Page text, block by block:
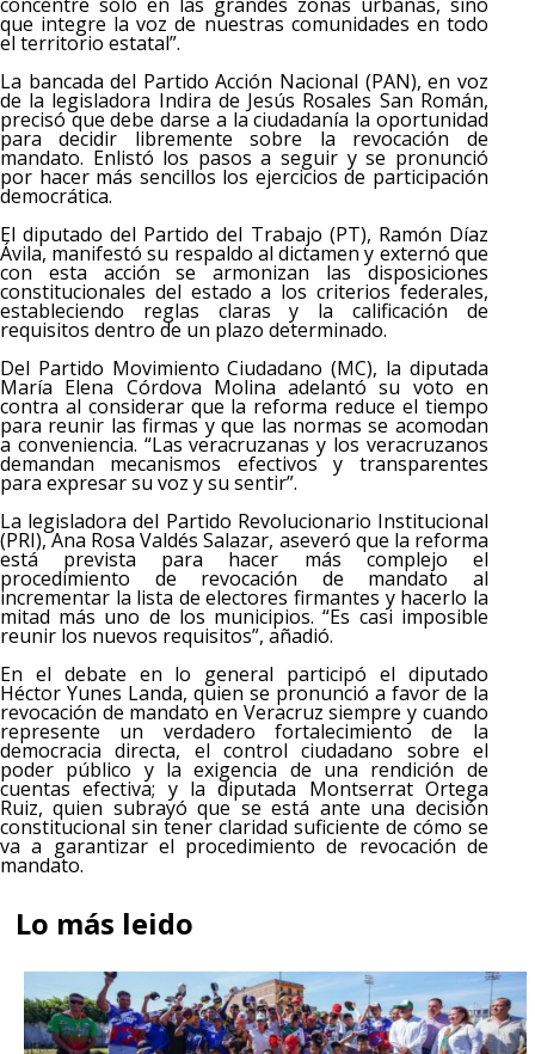
que integre la voz de nuestras comunidades en todo
el territorio estatal”.
La bancada del Partido Acción Nacional (PAN), en voz
de la legisladora Indira de Jesús Rosales San Román,
precisó que debe darse a la ciudadanía la oportunidad
para decidir libremente sobre la revocación de
mandato. Enlistó los pasos a seguir y se pronunció
por hacer más sencillos los ejercicios de participación
democrática.
El diputado del Partido del Trabajo (PT), Ramón Díaz
Ávila, manifestó su respaldo al dictamen y externó que
con esta acción se armonizan las disposiciones
constitucionales del estado a los criterios federales,
estableciendo reglas claras y la calificación de
requisitos dentro de un plazo determinado.
Del Partido Movimiento Ciudadano (MC), la diputada
María Elena Córdova Molina adelantó su voto en
contra al considerar que la reforma reduce el tiempo
para reunir las firmas y que las normas se acomodan
a conveniencia. “Las veracruzanas y los veracruzanos
demandan mecanismos efectivos y transparentes
para expresar su voz y su sentir”.
La legisladora del Partido Revolucionario Institucional
(PRI), Ana Rosa Valdés Salazar, aseveró que la reforma
está prevista para hacer más complejo el
procedimiento de revocación de mandato al
incrementar la lista de electores firmantes y hacerlo la
mitad más uno de los municipios. “Es casi imposible
reunir los nuevos requisitos”, añadió.
En el debate en lo general participó el diputado
Héctor Yunes Landa, quien se pronunció a favor de la
revocación de mandato en Veracruz siempre y cuando
represente un verdadero fortalecimiento de la
democracia directa, el control ciudadano sobre el
poder público y la exigencia de una rendición de
cuentas efectiva; y la diputada Montserrat Ortega
Ruiz, quien subrayó que se está ante una decisión
constitucional sin tener claridad suficiente de cómo se
va a garantizar el procedimiento de revocación de
mandato.
Lo más leido